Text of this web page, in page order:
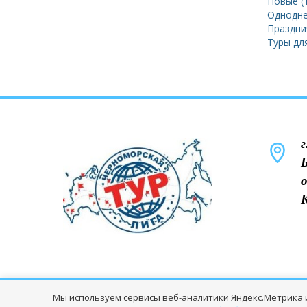
с
Туры
Мы используем сервисы веб-аналитики